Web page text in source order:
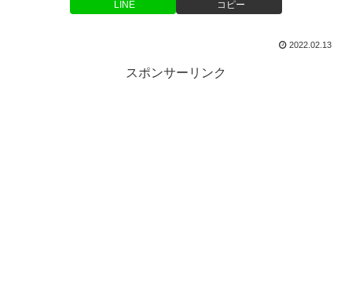
LINE コピー
2022.02.13
スポンサーリンク